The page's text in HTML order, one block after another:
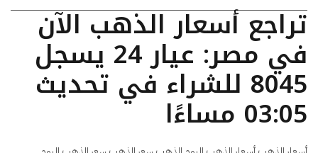
تراجع أسعار الذهب الآن
في مصر: عيار 24 يسجل
8045 للشراء في تحديث
03:05 مساءًا